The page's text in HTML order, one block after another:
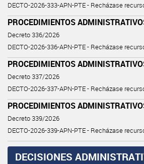
DECTO-2026-333-APN-PTE - Recházase
PROCEDIMIENTOS
Decreto 336/2026
DECTO-2026-336-APN-PTE - Recházase
PROCEDIMIENTOS
Decreto 337/2026
DECTO-2026-337-APN-PTE - Recházase
PROCEDIMIENTOS
Decreto 339/2026
DECTO-2026-339-APN-PTE - Recházase
DECISIONES